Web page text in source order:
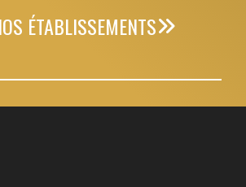
ÉTABLISSEMENTS